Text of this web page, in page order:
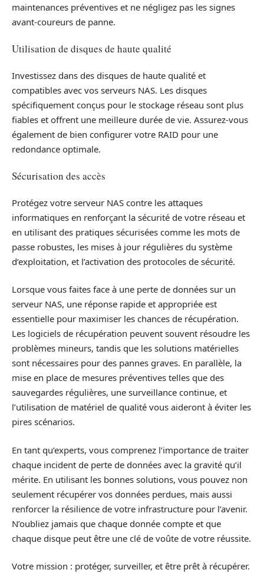
maintenances préventives et ne négligez pas les signes
avant-coureurs de panne.
Utilisation de disques de haute qualité
Investissez dans des disques de haute qualité et
compatibles avec vos serveurs NAS. Les disques
spécifiquement conçus pour le stockage réseau sont plus
fiables et offrent une meilleure durée de vie. Assurez-vous
également de bien configurer votre RAID pour une
redondance optimale.
Sécurisation des accès
Protégez votre serveur NAS contre les attaques
informatiques en renforçant la sécurité de votre réseau et
en utilisant des pratiques sécurisées comme les mots de
passe robustes, les mises à jour régulières du système
d’exploitation, et l’activation des protocoles de sécurité.
Lorsque vous faites face à une perte de données sur un
serveur NAS, une réponse rapide et appropriée est
essentielle pour maximiser les chances de récupération.
Les logiciels de récupération peuvent souvent résoudre les
problèmes mineurs, tandis que les solutions matérielles
sont nécessaires pour des pannes graves. En parallèle, la
mise en place de mesures préventives telles que des
sauvegardes régulières, une surveillance continue, et
l’utilisation de matériel de qualité vous aideront à éviter les
pires scénarios.
En tant qu’experts, vous comprenez l’importance de traiter
chaque incident de perte de données avec la gravité qu’il
mérite. En utilisant les bonnes solutions, vous pouvez non
seulement récupérer vos données perdues, mais aussi
renforcer la résilience de votre infrastructure pour l’avenir.
N’oubliez jamais que chaque donnée compte et que
chaque disque peut être une clé de voûte de votre réussite.
Votre mission : protéger, surveiller, et être prêt à récupérer.